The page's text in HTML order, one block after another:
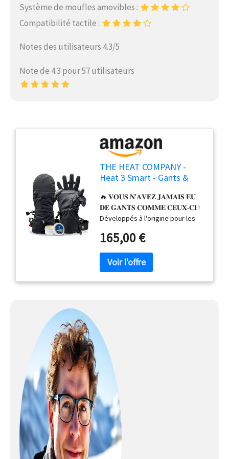
Système de moufles amovibles :
Compatibilité tactile :
Notes des utilisateurs 4.3/5
Note de 4.3 pour 57 utilisateurs
THE HEAT COMPANY -
Heat 3 Smart - Gants &
la Manipulation : Déplier la
Moufle - Gants d'Hiver
pour Hommes et Femmes
🔥 𝐕𝐎𝐔𝐒 𝐍'𝐀𝐕𝐄𝐙 𝐉𝐀𝐌𝐀𝐈𝐒 𝐄𝐔
𝐃𝐄 𝐆𝐀𝐍𝐓𝐒 𝐂𝐎𝐌𝐌𝐄 𝐂𝐄𝐔𝐗-𝐂𝐈 !
Développés à l'origine pour les
aujourd'hui populaires auprès des
photographes professionnels et
des amateurs de plein air, qui
font confiance à ce système de
gants novateur offrant 79
(LINER) et les moufles (SHELL)
sont cousus ensemble. Rabattez
simplement les moufles vers
l’arrière et servez-vous librement
de vos doigts sans vous refroidir.
🔥 𝐄𝐍𝐅𝐈𝐍 𝐁𝐈𝐄𝐍 𝐀𝐔 𝐂𝐇𝐀𝐔𝐃
𝐓𝐎𝐔𝐓 𝐀𝐔 𝐋𝐎𝐍𝐆 𝐃𝐄 𝐋'𝐇𝐈𝐕𝐄𝐑!
Si vous souhaitez sortir quelque
chose de votre sac, prendre une
photo ou utiliser votre
équipement, il vous suffit de
déplier le capuchon de la mitaine.
165,00 €